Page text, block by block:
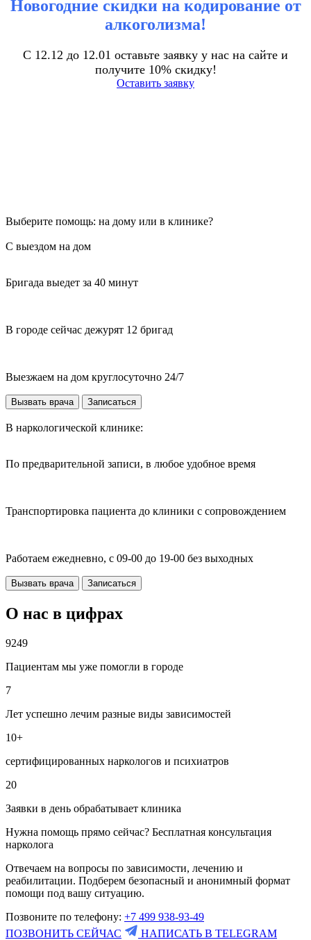
Новогодние скидки на кодирование от
алкоголизма!
С 12.12 до 12.01 оставьте заявку у нас на сайте и
получите 10% скидку!
Оставить заявку
Выберите помощь: на дому или в клинике?
С выездом на дом
Бригада выедет за 40 минут
В городе сейчас дежурят 12 бригад
Выезжаем на дом круглосуточно 24/7
Вызвать врача Записаться
В наркологической клинике:
По предварительной записи, в любое удобное время
Транспортировка пациента до клиники с сопровождением
Работаем ежедневно, с 09-00 до 19-00 без выходных
Вызвать врача Записаться
О нас в цифрах
9249
Пациентам мы уже помогли в городе
7
Лет успешно лечим разные виды зависимостей
10+
сертифицированных наркологов и психиатров
20
Заявки в день обрабатывает клиника
Нужна помощь прямо сейчас? Бесплатная консультация
нарколога
Отвечаем на вопросы по зависимости, лечению и
реабилитации. Подберем безопасный и анонимный формат
помощи под вашу ситуацию.
Позвоните по телефону: +7 499 938-93-49
ПОЗВОНИТЬ СЕЙЧАС
НАПИСАТЬ В TELEGRAM